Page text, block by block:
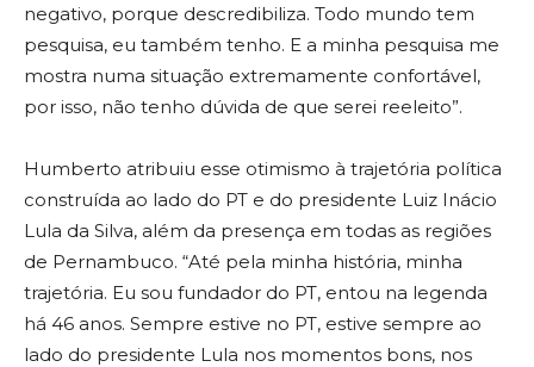
negativo, porque descredibiliza. Todo mundo tem
pesquisa, eu também tenho. E a minha pesquisa me
mostra numa situação extremamente confortável,
por isso, não tenho dúvida de que serei reeleito”.
Humberto atribuiu esse otimismo à trajetória política
construída ao lado do PT e do presidente Luiz Inácio
Lula da Silva, além da presença em todas as regiões
de Pernambuco. “Até pela minha história, minha
trajetória. Eu sou fundador do PT, entou na legenda
há 46 anos. Sempre estive no PT, estive sempre ao
lado do presidente Lula nos momentos bons, nos